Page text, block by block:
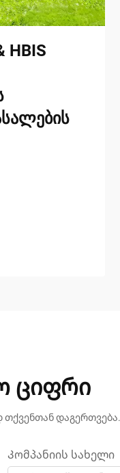
HBIS
ციფრი
დაგერთვება.
Კომპანიის სახელი